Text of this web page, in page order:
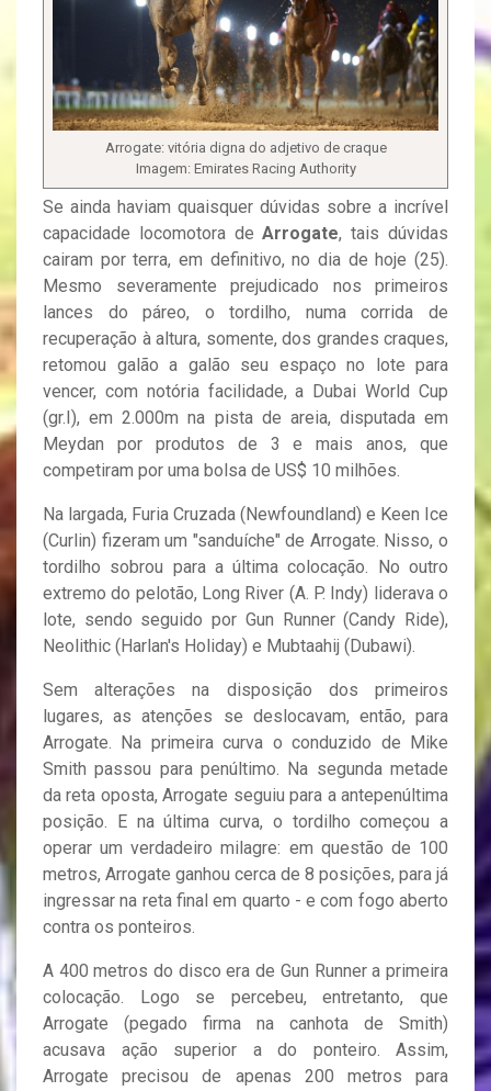
Arrogate: vitória digna do adjetivo de craque
Imagem: Emirates Racing Authority
Se ainda haviam quaisquer dúvidas sobre a incrível
capacidade locomotora deArrogate, tais dúvidas
cairam por terra, em definitivo, no dia de hoje (25).
Mesmo severamente prejudicado nos primeiros
lances do páreo, o tordilho, numa corrida de
recuperação à altura, somente, dos grandes craques,
retomou galão a galão seu espaço no lote para
vencer, com notória facilidade, a Dubai World Cup
(gr.I), em 2.000m na pista de areia, disputada em
Meydan por produtos de 3 e mais anos, que
competiram por uma bolsa de US$ 10 milhões.
Na largada, Furia Cruzada (Newfoundland) e Keen Ice
(Curlin) fizeram um "sanduíche" de Arrogate. Nisso, o
tordilho sobrou para a última colocação. No outro
extremo do pelotão, Long River (A. P. Indy) liderava o
lote, sendo seguido por Gun Runner (Candy Ride),
Neolithic (Harlan's Holiday) e Mubtaahij (Dubawi).
Sem alterações na disposição dos primeiros
lugares, as atenções se deslocavam, então, para
Arrogate. Na primeira curva o conduzido de Mike
Smith passou para penúltimo. Na segunda metade
da reta oposta, Arrogate seguiu para a antepenúltima
posição. E na última curva, o tordilho começou a
operar um verdadeiro milagre: em questão de 100
metros, Arrogate ganhou cerca de 8 posições, para já
ingressar na reta final em quarto - e com fogo aberto
contra os ponteiros.
A 400 metros do disco era de Gun Runner a primeira
colocação. Logo se percebeu, entretanto, que
Arrogate (pegado firma na canhota de Smith)
acusava ação superior a do ponteiro. Assim,
Arrogate precisou de apenas 200 metros para